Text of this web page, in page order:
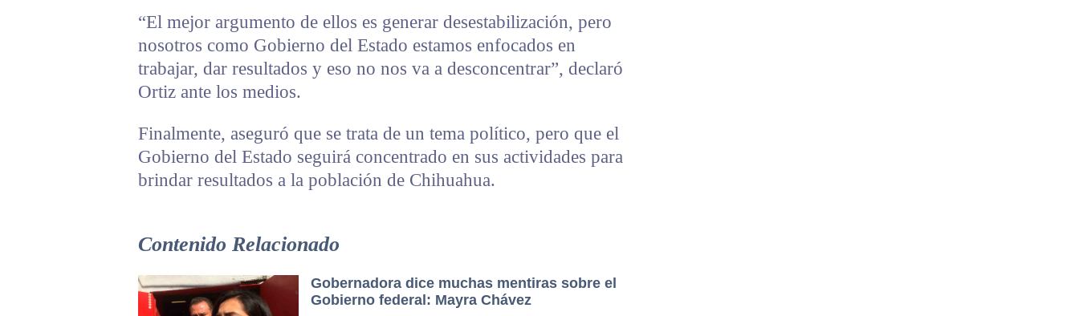
“El mejor argumento de ellos es generar desestabilización, pero
nosotros como Gobierno del Estado estamos enfocados en
trabajar, dar resultados y eso no nos va a desconcentrar”, declaró
Ortiz ante los medios.
Finalmente, aseguró que se trata de un tema político, pero que el
Gobierno del Estado seguirá concentrado en sus actividades para
brindar resultados a la población de Chihuahua.
Contenido Relacionado
Gobernadora dice muchas mentiras sobre el
Gobierno federal: Mayra Chávez